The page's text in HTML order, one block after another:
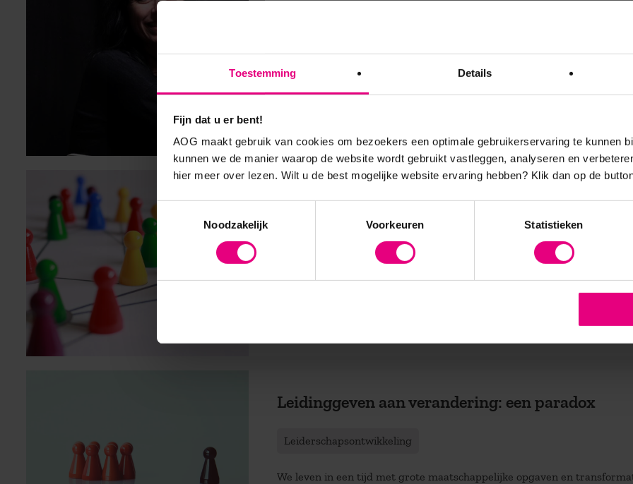
Toestemming Details
Fijn dat u er bent!
AOG maakt gebruik van cookies om bezoekers een optimale gebruikerservaring te kunnen
kunnen we de manier waarop de website wordt gebruikt vastleggen, analyseren en
hier meer over lezen. Wilt u de best mogelijke website ervaring hebben? Klik dan op de
Toestemmingsselectie
Noodzakelijk
Voorkeuren Statistieken
In 2018 begon de ‘leergulzige’ Esther Gerrits haar eerste AOG Leergang:
Strategisch Programmamanagement. Daarna volgden nog Filosofie in
Organisaties en ...
Effectief denken en diversiteit
Leiderschapsontwikkeling
Leidinggeven aan verandering: een paradox
Leiderschapsontwikkeling
We leven in een tijd met grote maatschappelijke opgaven en